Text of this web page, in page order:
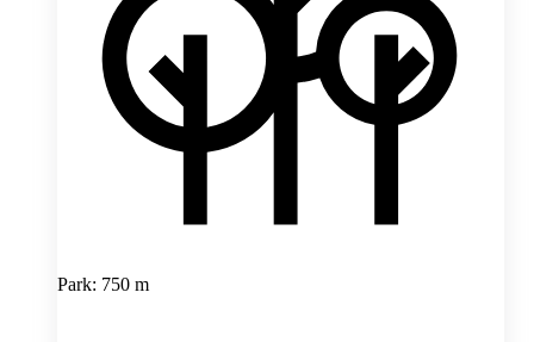
Park: 750 m